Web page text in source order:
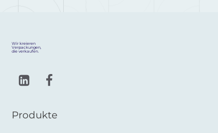
Wir kreieren
Verpackungen,
die verkaufen.
Produkte